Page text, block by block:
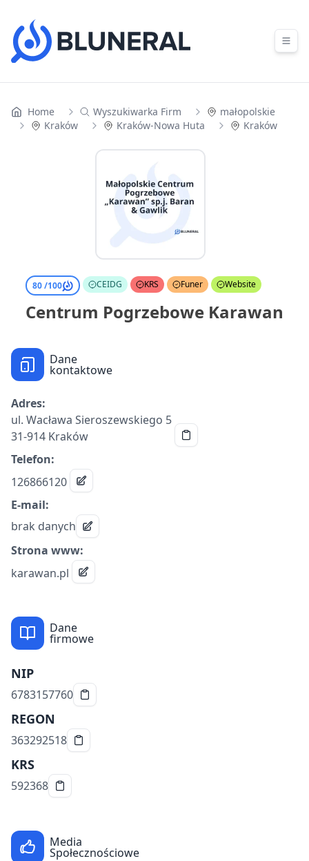
Home Wyszukiwarka Firm
małopolskie
Kraków
Kraków-Nowa Huta Kraków
80 /100 CEIDG KRS Funer Website
Centrum Pogrzebowe Karawan
Dane
kontaktowe
Adres:
ul. Wacława Sieroszewskiego 5
31-914 Kraków
Telefon:
126866120
E-mail:
brak danych
Strona www:
karawan.pl
Dane
firmowe
NIP
6783157760
REGON
363292518
KRS
592368
Media
Społecznościowe